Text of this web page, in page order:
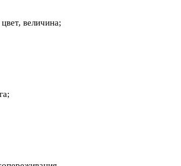
величина;